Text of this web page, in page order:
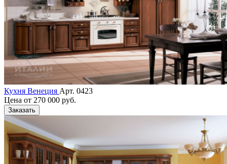
Кухня Венеция Арт. 0423
Цена от 270 000 руб.
Заказать